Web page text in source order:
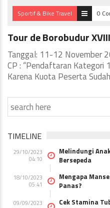
Sportif & Bike Travel 0
Tour de Borobudur XVIII
Tanggal: 11-12 November
CP : “Pendaftaran Kategori
Karena Kuota Peserta
TIMELINE
29/10/2023
04:10
Melindungi
Bersepeda
18/10/2023
05:41
Mengapa
Panas?
09/09/2023
Cek Stamina